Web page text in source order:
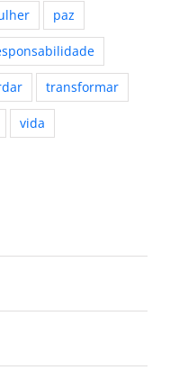
paz
transformar
vida